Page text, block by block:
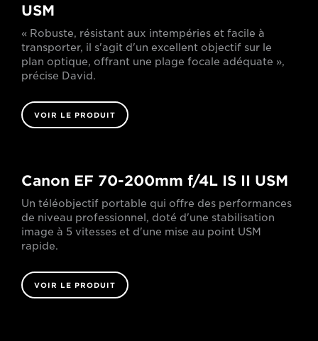
USM
« Robuste, résistant aux intempéries et facile à
transporter, il s'agit d'un excellent objectif sur le
plan optique, offrant une plage focale adéquate »,
précise David.
VOIR LE PRODUIT
Canon EF 70-200mm f/4L IS II USM
Un téléobjectif portable qui offre des performances
de niveau professionnel, doté d'une stabilisation
image à 5 vitesses et d'une mise au point USM
rapide.
VOIR LE PRODUIT